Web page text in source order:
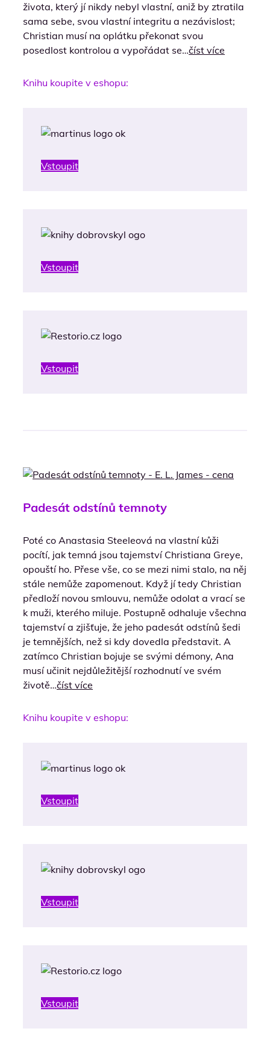
života, který jí nikdy nebyl vlastní, aniž by ztratila
sama sebe, svou vlastní integritu a nezávislost;
Christian musí na oplátku překonat svou
posedlost kontrolou a vypořádat se…číst více
Knihu koupite v eshopu:
Vstoupit
Vstoupit
Vstoupit
Padesát odstínů temnoty
Poté co Anastasia Steeleová na vlastní kůži
pocítí, jak temná jsou tajemství Christiana Greye,
opouští ho. Přese vše, co se mezi nimi stalo, na něj
stále nemůže zapomenout. Když jí tedy Christian
předloží novou smlouvu, nemůže odolat a vrací se
k muži, kterého miluje. Postupně odhaluje všechna
tajemství a zjišťuje, že jeho padesát odstínů šedi
je temnějších, než si kdy dovedla představit. A
zatímco Christian bojuje se svými démony, Ana
musí učinit nejdůležitější rozhodnutí ve svém
životě…číst více
Knihu koupite v eshopu:
Vstoupit
Vstoupit
Vstoupit